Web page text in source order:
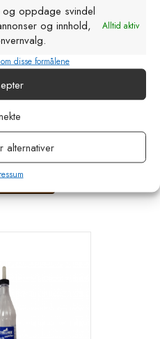
og oppdage svindel
og innhold,
Alltid aktiv
disse formålene
alternativer
x 60 x 25cm
eks. MVA